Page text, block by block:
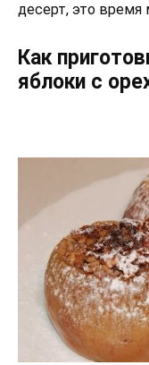
десерт, это
Как
яблоки с